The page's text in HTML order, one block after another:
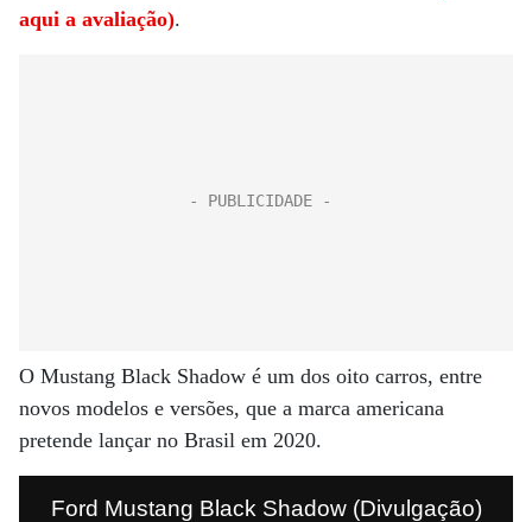
aqui a avaliação).
O Mustang Black Shadow é um dos oito carros, entre
novos modelos e versões, que a marca americana
pretende lançar no Brasil em 2020.
Ford Mustang Black Shadow (Divulgação)